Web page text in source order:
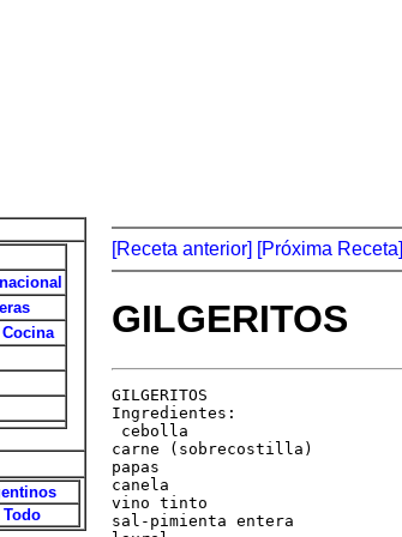
Todo
[Receta anterior] [Próxima Receta]
GILGERITOS
GILGERITOS
Ingredientes:
cebolla
carne (sobrecostilla)
papas
canela
vino tinto
sal-pimienta entera